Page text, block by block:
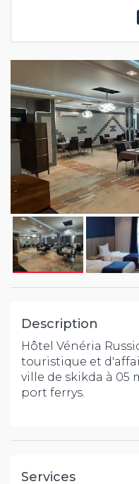
Description
Hôtel Vénéria
touristique et
ville de skikda à 05
port ferrys.
Services